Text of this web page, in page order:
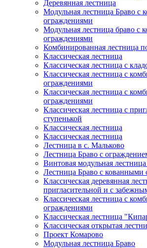
Деревянная лестница
Модульная лестница Браво с
ограждениями
Модульная лестница браво с
ограждениями
Комбинированная лестница
Классическая лестница
Классическая лестница с
Классическая лестница с
ограждениями
Классическая лестница с
ограждениями
Классическая лестница с
ступенькой
Классическая лестница
Классическая лестница
Лестница в с. Мальково
Лестница Браво с
Винтовая модульная
Лестница Браво с кованными
Классическая деревянная
пригласительной и с
Классическая лестница с
ограждениями
Классическая лестница
Классическая открытая
Проект Комарово
Модульная лестница Браво